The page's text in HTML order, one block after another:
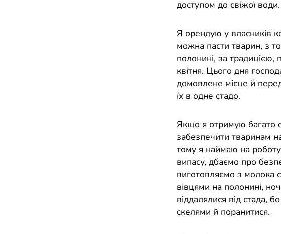
доступом до свіжої води.
Я орендую у власників
можна пасти тварин, з
полонині, за традицією,
квітня. Цього дня
домовлене місце й
їх в одне стадо.
Якщо я отримую багато
забезпечити тваринам
тому я наймаю на
випасу, дбаємо про
виготовляємо з молока
вівцями на полонині,
віддалялися від стада,
скелями й поранитися.